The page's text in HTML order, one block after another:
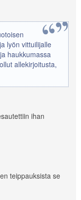
lyön vittuilijalle
haukkumassa
allekirjoitusta,
ihan
teippauksista se